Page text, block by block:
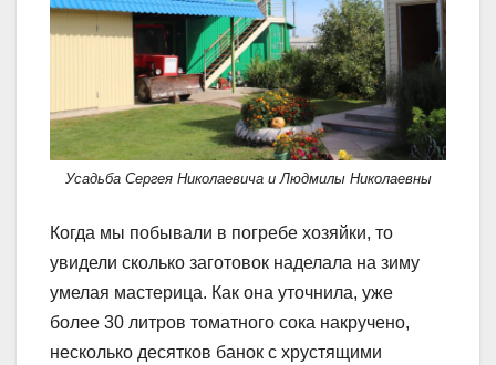
Усадьба Сергея Николаевича и Людмилы Николаевны
Когда мы побывали в погребе хозяйки, то
увидели сколько заготовок наделала на зиму
умелая мастерица. Как она уточнила, уже
более 30 литров томатного сока накручено,
несколько десятков банок с хрустящими